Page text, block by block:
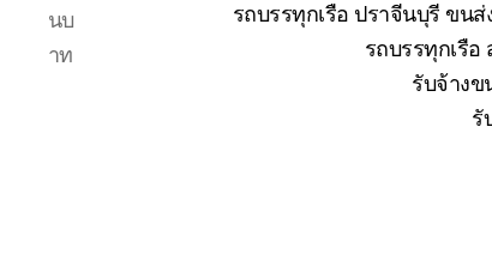
นบ
าท
รถบรรทุกเรือ ปราจีนบุรี ขน
รถบรรทุกเรื
รับจ้างข
รั